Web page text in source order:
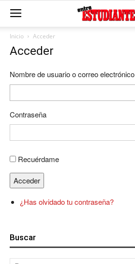
Inicio Acceder
Acceder
Nombre de usuario o correo electrónico
Contraseña
Recuérdame
Acceder
¿Has olvidado tu contraseña?
Buscar